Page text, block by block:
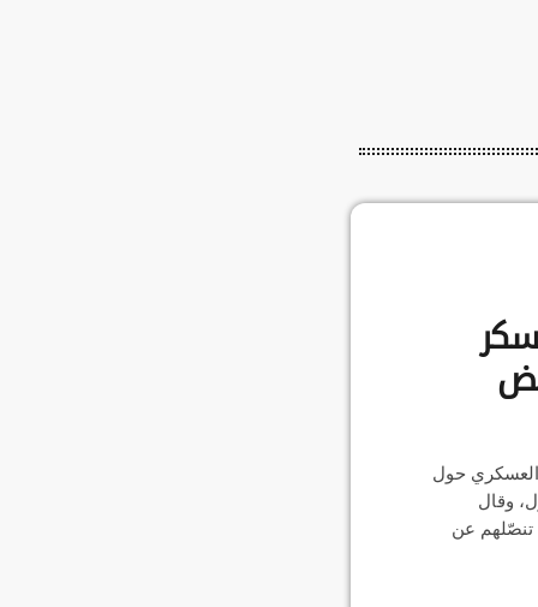
حول
وقال
تنصّلهم عن
وعلي عسكوري